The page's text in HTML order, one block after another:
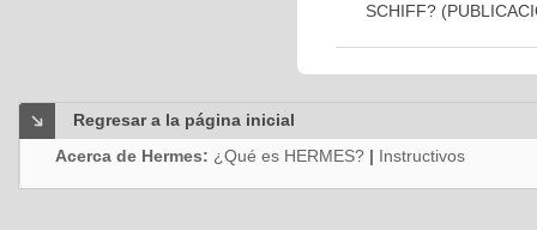
SCHIFF?
Regresar a la página inicial
Acerca de Hermes: ¿Qué es HERMES? | Instructivos